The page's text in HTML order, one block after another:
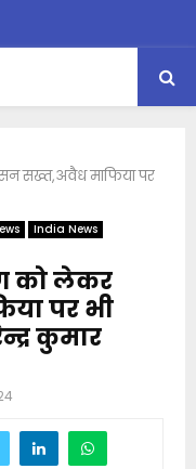
सख्त,अवैध माफिया पर
India News
को लेकर
पर भी
कुमार